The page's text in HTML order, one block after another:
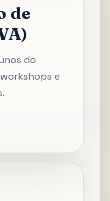
de
do
e